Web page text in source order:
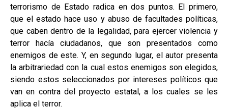
terrorismo de Estado radica en dos puntos. El primero,
que el estado hace uso y abuso de facultades políticas,
que caben dentro de la legalidad, para ejercer violencia y
terror hacía ciudadanos, que son presentados como
enemigos de este. Y, en segundo lugar, el autor presenta
la arbitrariedad con la cual estos enemigos son elegidos,
siendo estos seleccionados por intereses políticos que
van en contra del proyecto estatal, a los cuales se les
aplica el terror.